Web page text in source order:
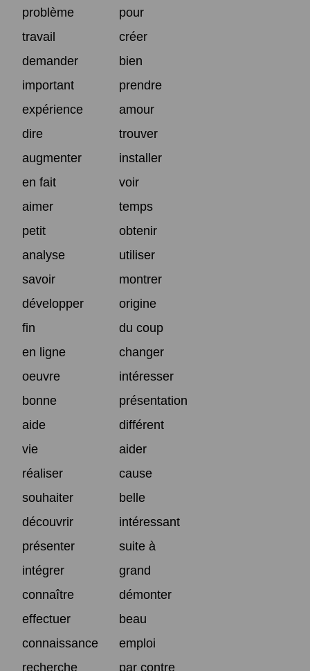
problème
pour
travail
créer
demander
bien
important
prendre
expérience
amour
dire
trouver
augmenter
installer
en fait
voir
aimer
temps
petit
obtenir
analyse
utiliser
savoir
montrer
développer
origine
fin
du coup
en ligne
changer
oeuvre
intéresser
bonne
présentation
aide
différent
vie
aider
réaliser
cause
souhaiter
belle
découvrir
intéressant
présenter
suite à
intégrer
grand
connaître
démonter
effectuer
beau
connaissance
emploi
recherche
par contre